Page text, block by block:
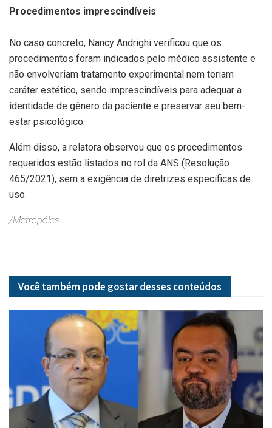
Procedimentos imprescindíveis
No caso concreto, Nancy Andrighi verificou que os
procedimentos foram indicados pelo médico assistente e
não envolveriam tratamento experimental nem teriam
caráter estético, sendo imprescindíveis para adequar a
identidade de gênero da paciente e preservar seu bem-
estar psicológico.
Além disso, a relatora observou que os procedimentos
requeridos estão listados no rol da ANS (Resolução
465/2021), sem a exigência de diretrizes específicas de
uso.
/Metropóles
Você também pode gostar desses conteúdos